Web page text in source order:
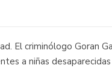
El criminólogo Goran
a niñas